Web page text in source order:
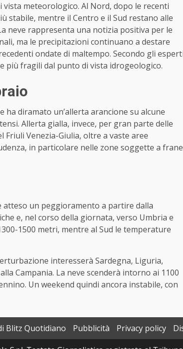
meteorologico. Al Nord, dopo le recenti
stabile, mentre il Centro e il Sud restano alle
neve rappresenta una notizia positiva per le
ma le precipitazioni continuano a destare
ondate di maltempo. Secondo gli
più fragili dal punto di vista idrogeologico.
diramato un’allerta arancione su alcune
Allerta gialla, invece, per gran parte delle
Venezia-Giulia, oltre a vaste aree
in particolare nelle zone soggette a frane
atteso un peggioramento a partire dalla
e, nel corso della giornata, verso Umbria e
1500 metri, mentre al Sud le temperature
interesserà Sardegna, Liguria,
Campania. La neve scenderà intorno ai 1100
Un weekend quindi ancora instabile, con
Blitz Quotidiano Pubblicità Privacy policy